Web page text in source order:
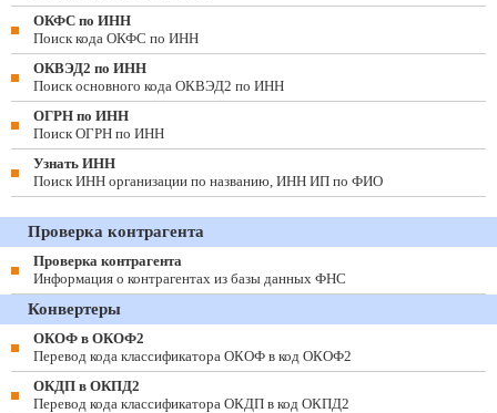
ОКФС по ИНН
Поиск кода ОКФС по ИНН
ОКВЭД2 по ИНН
Поиск основного кода ОКВЭД2 по ИНН
ОГРН по ИНН
Поиск ОГРН по ИНН
Узнать ИНН
Поиск ИНН организации по названию, ИНН ИП по ФИО
Проверка контрагента
Проверка контрагента
Информация о контрагентах из базы данных ФНС
Конвертеры
ОКОФ в ОКОФ2
Перевод кода классификатора ОКОФ в код ОКОФ2
ОКДП в ОКПД2
Перевод кода классификатора ОКДП в код ОКПД2